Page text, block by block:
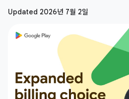
Updated 2026년 7월 2일